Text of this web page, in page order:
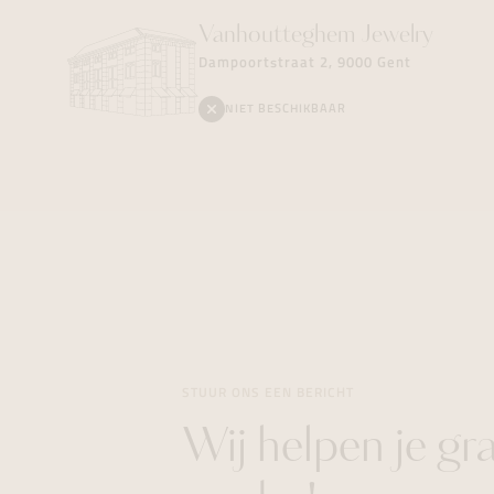
Vanhoutteghem Jewelry
Dampoortstraat 2, 9000 Gent
NIET BESCHIKBAAR
Wij helpen je